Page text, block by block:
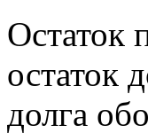
Остаток
остаток
долга